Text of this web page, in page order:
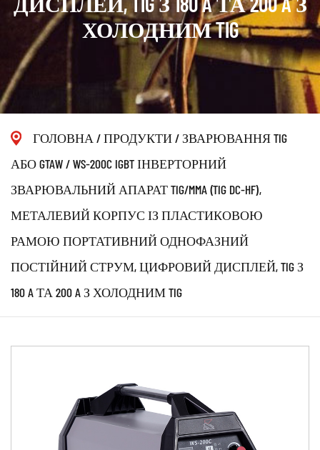
ХОЛОДНИМ TIG
ГОЛОВНА /ПРОДУКТИ/ЗВАРЮВАННЯ TIG
АБО GTAW/WS-200C IGBT ІНВЕРТОРНИЙ
ЗВАРЮВАЛЬНИЙ АПАРАТ TIG/MMA (TIG DC-HF),
МЕТАЛЕВИЙ КОРПУС ІЗ ПЛАСТИКОВОЮ
РАМОЮ ПОРТАТИВНИЙ ОДНОФАЗНИЙ
ПОСТІЙНИЙ СТРУМ, ЦИФРОВИЙ ДИСПЛЕЙ, TIG З
180 A ТА 200 A З ХОЛОДНИМ TIG